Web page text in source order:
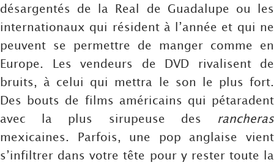
désargentés de la Real de Guadalupe ou les
internationaux qui résident à l’année et qui ne
peuvent se permettre de manger comme en
Europe. Les vendeurs de DVD rivalisent de
bruits, à celui qui mettra le son le plus fort.
Des bouts de films américains qui pétaradent
avec la plus sirupeuse des rancheras
mexicaines. Parfois, une pop anglaise vient
s’infiltrer dans votre tête pour y rester toute la